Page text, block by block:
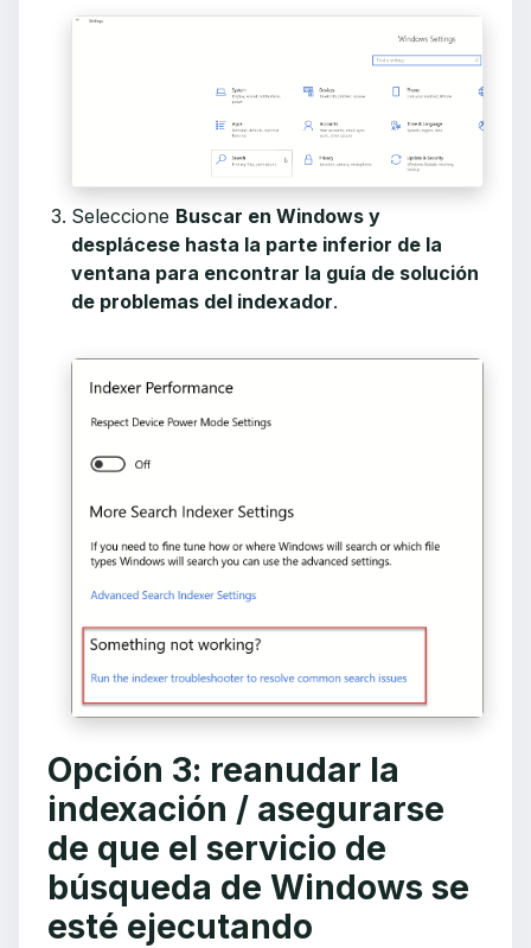
Seleccione Buscar en Windows y
desplácese hasta la parte inferior de la
ventana para encontrar la guía de solución
de problemas del indexador.
Opción 3: reanudar la
indexación / asegurarse
de que el servicio de
búsqueda de Windows se
esté ejecutando